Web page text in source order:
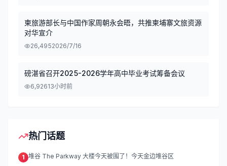
柬旅游部长与中国作家周朝永会晤，共推柬埔寨文旅资源
对华宣介
26,4952026/7/16
磅湛省召开2025-2026学年高中毕业考试筹备会议
6,92613小时前
热门话题
1 堆谷 The Parkway 大楼今天被围了！今天金边堆谷区